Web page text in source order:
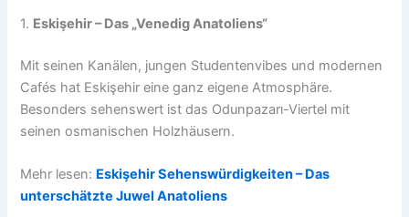
1. Eskişehir – Das „Venedig Anatoliens“
Mit seinen Kanälen, jungen Studentenvibes und modernen
Cafés hat Eskişehir eine ganz eigene Atmosphäre.
Besonders sehenswert ist das Odunpazarı-Viertel mit
seinen osmanischen Holzhäusern.
Mehr lesen: Eskişehir Sehenswürdigkeiten – Das
unterschätzte Juwel Anatoliens